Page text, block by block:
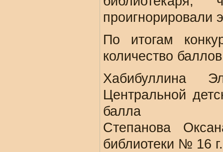
проигнорировали
По итогам
количество
Хабибуллина
Центральной
балла
Степанова
библиотеки № 16